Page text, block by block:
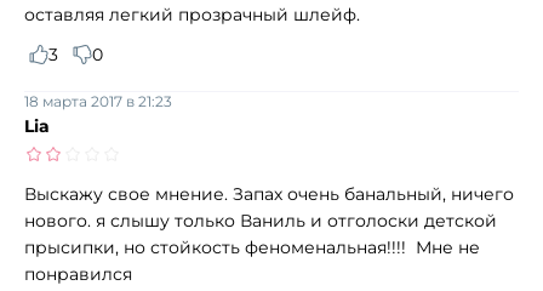
оставляя легкий прозрачный шлейф.
3
0
Lia
18 марта 2017 в 21:23
Выскажу свое мнение. Запах очень банальный, ничего
нового. я слышу только Ваниль и отголоски детской
прысипки, но стойкость феноменальная!!!! Мне не
понравился